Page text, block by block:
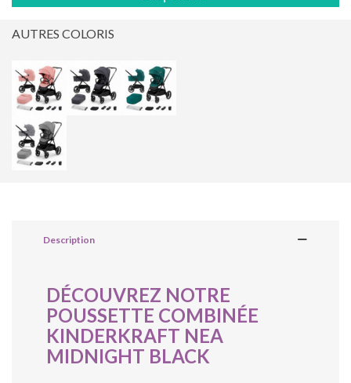
AUTRES COLORIS
Description
DÉCOUVREZ NOTRE
POUSSETTE COMBINÉE
KINDERKRAFT NEA
MIDNIGHT BLACK